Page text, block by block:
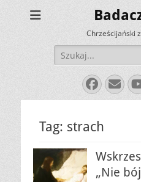
Chrześcijański
Szukaj:
E-
Tag: strach
„Nie